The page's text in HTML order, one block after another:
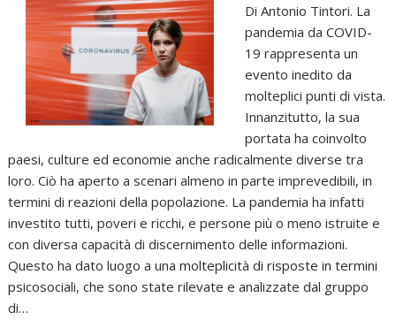
Di Antonio Tintori. La
pandemia da COVID-
19 rappresenta un
evento inedito da
molteplici punti di vista.
Innanzitutto, la sua
portata ha coinvolto
paesi, culture ed economie anche radicalmente diverse tra
loro. Ciò ha aperto a scenari almeno in parte imprevedibili, in
termini di reazioni della popolazione. La pandemia ha infatti
investito tutti, poveri e ricchi, e persone più o meno istruite e
con diversa capacità di discernimento delle informazioni.
Questo ha dato luogo a una molteplicità di risposte in termini
psicosociali, che sono state rilevate e analizzate dal gruppo
di…